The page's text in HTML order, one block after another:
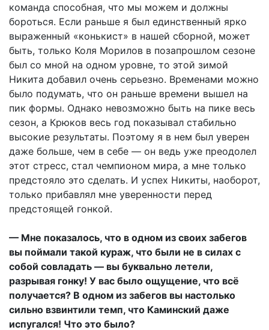
команда способная, что мы можем и должны
бороться. Если раньше я был единственный ярко
выраженный «конькист» в нашей сборной, может
быть, только Коля Морилов в позапрошлом сезоне
был со мной на одном уровне, то этой зимой
Никита добавил очень серьезно. Временами можно
было подумать, что он раньше времени вышел на
пик формы. Однако невозможно быть на пике весь
сезон, а Крюков весь год показывал стабильно
высокие результаты. Поэтому я в нем был уверен
даже больше, чем в себе — он ведь уже преодолел
этот стресс, стал чемпионом мира, а мне только
предстояло это сделать. И успех Никиты, наоборот,
только прибавлял мне уверенности перед
предстоящей гонкой.
— Мне показалось, что в одном из своих забегов
вы поймали такой кураж, что были не в силах с
собой совладать — вы буквально летели,
разрывая гонку! У вас было ощущение, что всё
получается? В одном из забегов вы настолько
сильно взвинтили темп, что Каминский даже
испугался! Что это было?